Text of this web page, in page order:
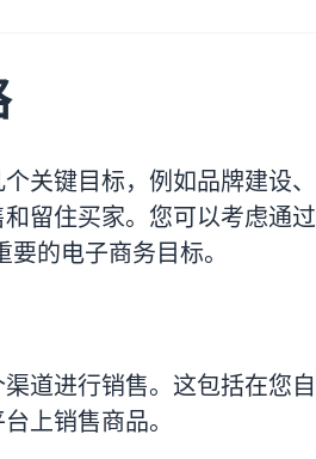
关键目标，例如品牌建设、
留住买家。您可以考虑通过
的电子商务目标。
道进行销售。这包括在您自
上销售商品。